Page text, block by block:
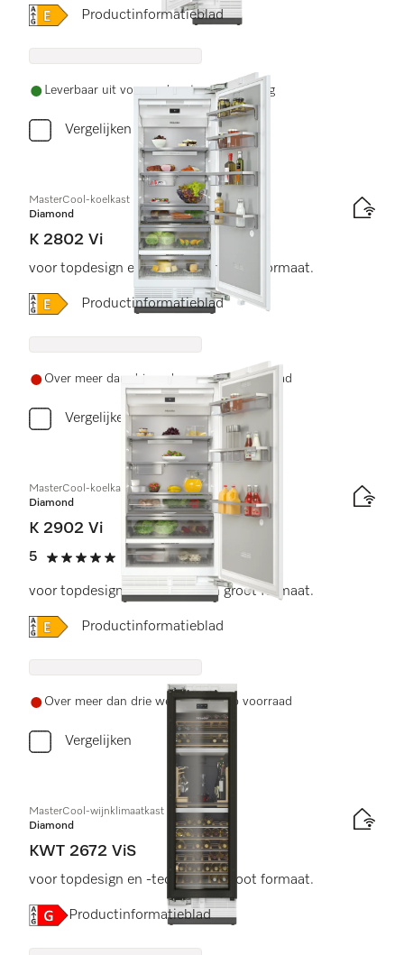
Online Label Flag, Energielabel
Productinformatieblad
Leverbaar uit voorraad met gratis levering
Vergelijken
MasterCool-koelkast
Diamond
K 2802 Vi
voor topdesign en -techniek in groot formaat.
Online Label Flag, Energielabel
Productinformatieblad
Over meer dan drie weken weer op voorraad
Vergelijken
MasterCool-koelkast
Diamond
K 2902 Vi
5
5 sterren op 5
(1 beoordeling)
voor topdesign en -techniek in groot formaat.
Online Label Flag, Energielabel
Productinformatieblad
Over meer dan drie weken weer op voorraad
Vergelijken
MasterCool-wijnklimaatkast
Diamond
KWT 2672 ViS
voor topdesign en -techniek in groot formaat.
Online Label Flag, Energielabel
Productinformatieblad